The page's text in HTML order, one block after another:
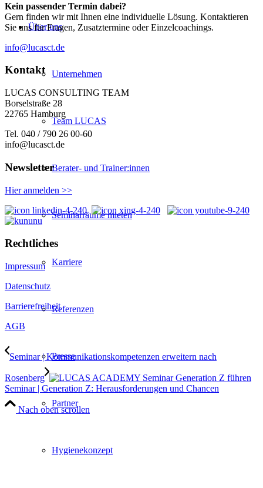
Über uns
Unternehmen
Team LUCAS
Berater- und Trainer:innen
Seminarräume mieten
Karriere
Referenzen
Presse
Partner
Hygienekonzept
Kein passender Termin dabei?
Gern finden wir mit Ihnen eine individuelle Lösung. Kontaktieren
Sie uns für Fragen, Zusatztermine oder Einzelcoachings.
info@lucasct.de
Kontakt
LUCAS CONSULTING TEAM
Borselstraße 28
22765 Hamburg
Tel. 040 / 790 26 00-60
info@lucasct.de
Newsletter
Hier anmelden >>
Rechtliches
Impressum
Datenschutz
Barrierefreiheit
AGB
Seminar | Kommunikationskompetenzen erweitern nach
Rosenberg
Seminar | Generation Z: Herausforderungen und Chancen
Nach oben scrollen